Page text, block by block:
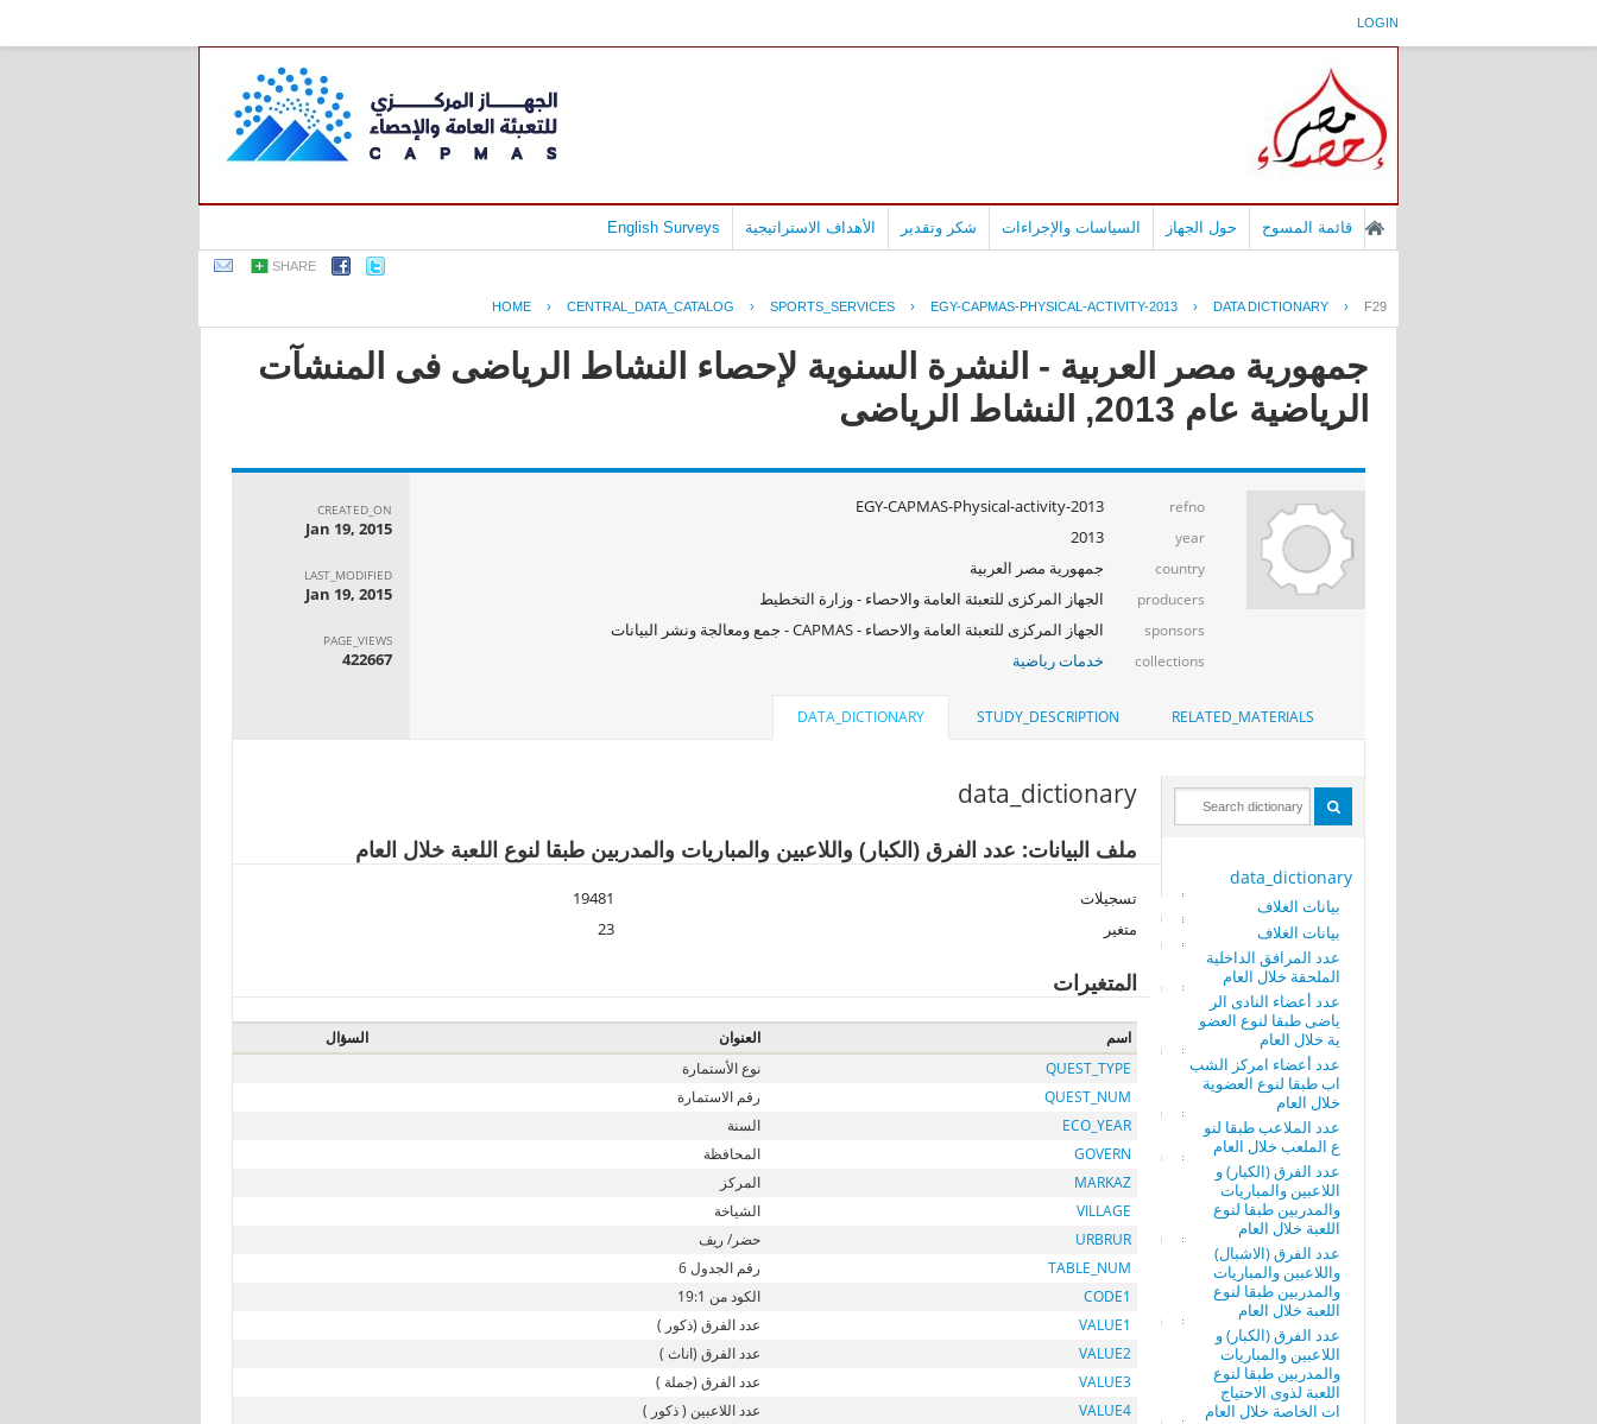
LOGIN
قائمة المسوح حول الجهاز السياسات والإجراءات شكر وتقدير الأهداف الاستراتيجية English Surveys
SHARE
HOME › CENTRAL_DATA_CATALOG › SPORTS_SERVICES › EGY-CAPMAS-PHYSICAL-ACTIVITY-2013 › DATA DICTIONARY › F29
جمهورية مصر العربية - النشرة السنوية لإحصاء النشاط الرياضى فى المنشآت
الرياضية عام 2013, النشاط الرياضى
refno
EGY-CAPMAS-Physical-activity-2013
year
2013
country جمهورية مصر العربية
producers الجهاز المركزى للتعبئة العامة والاحصاء - وزارة التخطيط
sponsors الجهاز المركزى للتعبئة العامة والاحصاء - CAPMAS - جمع ومعالجة ونشر البيانات
collections خدمات رياضية
CREATED_ON
Jan 19, 2015
LAST_MODIFIED
Jan 19, 2015
PAGE_VIEWS
422667
RELATED_MATERIALS
STUDY_DESCRIPTION
DATA_DICTIONARY
data_dictionary
بيانات الغلاف
بيانات الغلاف
عدد المرافق الداخلية
الملحقة خلال العام
عدد أعضاء النادى الر
ياضى طبقا لنوع العضو
ية خلال العام
عدد أعضاء امركز الشب
اب طبقا لنوع العضوية
خلال العام
عدد الملاعب طبقا لنو
ع الملعب خلال العام
عدد الفرق (الكبار) و
اللاعبين والمباريات
والمدربين طبقا لنوع
اللعبة خلال العام
عدد الفرق (الاشبال)
واللاعبين والمباريات
والمدربين طبقا لنوع
اللعبة خلال العام
عدد الفرق (الكبار) و
اللاعبين والمباريات
والمدربين طبقا لنوع
اللعبة لذوى الاحتياج
ات الخاصة خلال العام
data_dictionary
ملف البيانات: عدد الفرق (الكبار) واللاعبين والمباريات والمدربين طبقا لنوع اللعبة خلال العام
تسجيلات
19481
متغير
23
المتغيرات
اسم العنوان
السؤال
QUEST_TYPE
نوع الأستمارة
QUEST_NUM
رقم الاستمارة
ECO_YEAR
السنة
GOVERN
المحافظة
MARKAZ
المركز
VILLAGE
الشياخة
URBRUR
حضر/ ريف
TABLE_NUM
رقم الجدول 6
CODE1
الكود من 19:1
VALUE1
عدد الفرق (ذكور )
VALUE2
عدد الفرق (اناث )
VALUE3
عدد الفرق (جملة )
VALUE4
عدد اللاعبين ( ذكور )